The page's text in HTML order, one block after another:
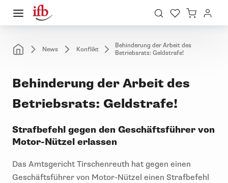
News Konflikt
Behinderung der Arbeit des
Betriebsrats: Geldstrafe!
Behinderung der Arbeit des
Betriebsrats: Geldstrafe!
Strafbefehl gegen den Geschäftsführer von
Motor-Nützel erlassen
Das Amtsgericht Tirschenreuth hat gegen einen
Geschäftsführer von Motor-Nützel einen Strafbefehl